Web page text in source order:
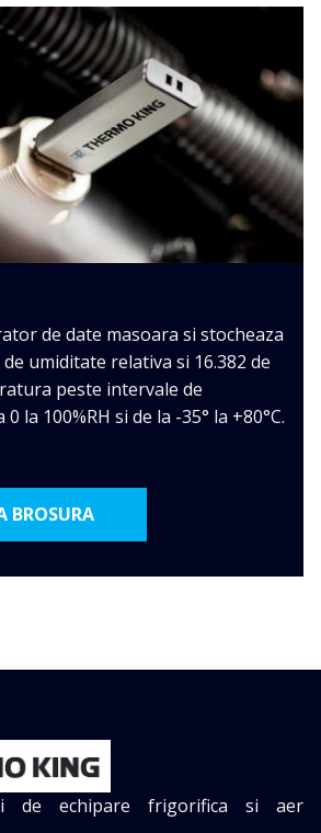
de date masoara si stocheaza
de umiditate relativa si 16.382 de
peste intervale de
la 100%RH si de la -35° la +80°C.
BROSURA
de echipare frigorifica si aer